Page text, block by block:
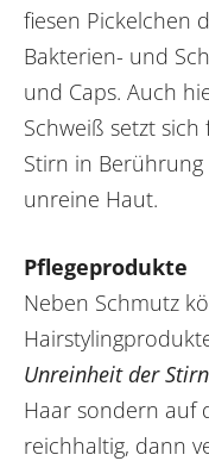
fiesen Pickelchen
Bakterien- und
und Caps. Auch
Schweiß setzt
Stirn in
unreine Haut.
Pflegeprodukte
Neben Schmutz
Unreinheit der Stirn
Haar sondern auf
reichhaltig, dann